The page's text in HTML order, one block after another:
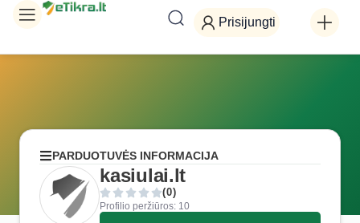
Prisijungti
PARDUOTUVĖS INFORMACIJA
kasiulai.lt
(0)
Profilio peržiūros: 10